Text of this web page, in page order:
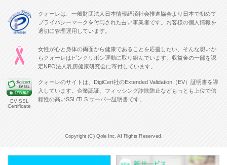
クォーレは、一般財団法人日本情報経済社会推進協会より日本で初めて
プライバシーマークを付与された占い事業者です。お客様の個人情報を
適切に管理運用しています。
女性が心と身体の両面から健康であることを応援したい、そんな想いか
らクォーレはピンクリボン運動に取り組んでいます。収益金の一部を認
定NPO法人乳房健康研究会に寄付しています。
EV SSL
Certificate
クォーレのサイトは、DigiCert社のExtended Validation（EV）証明書を導
入しています。企業認証、フィッシング詐欺防止などもっとも上位で信
頼性の高いSSL/TLS サーバー証明書です。
Copyright (C) Qole Inc. All Rights Reserved.